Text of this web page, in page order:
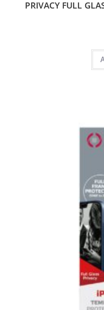
PRIVACY FULL